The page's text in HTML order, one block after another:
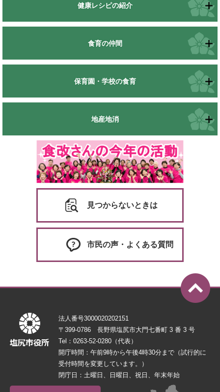
健康レシピの紹介
食育の仲間
保育園・学校の食育
地産地消
見つからないときは
市民の声・よくある質問
法人番号3000020202151
〒399-0786 長野県塩尻市大門七番町 3 番 3 号
Tel：0263-52-0280（代表）
開庁時間：午前9時から午後4時30分まで（試行的に
受付時間を変更しています。）
閉庁日：土曜日、日曜日、祝日、年末年始